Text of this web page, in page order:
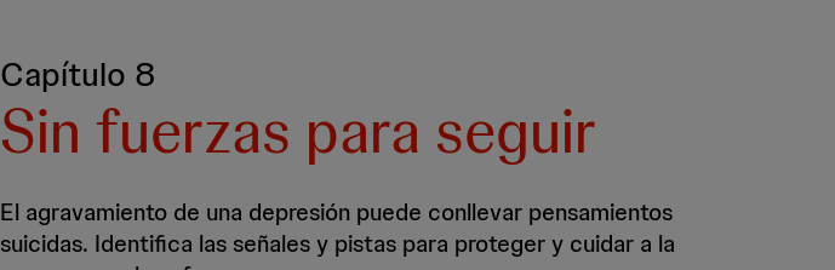
Capítulo 8
Sin fuerzas para seguir
El agravamiento de una depresión puede conllevar pensamientos
suicidas. Identifica las señales y pistas para proteger y cuidar a la